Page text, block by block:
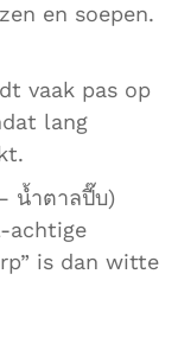
en soepen.
vaak pas op
lang
น้ำตาลปี๊บ)
achtige
is dan witte